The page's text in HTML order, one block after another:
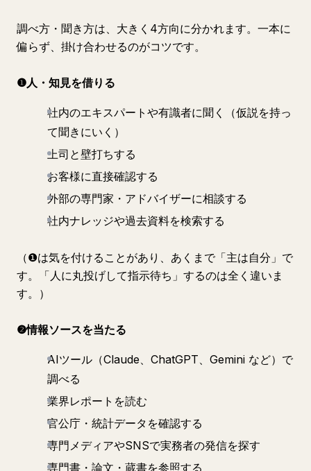
調べ方・聞き方は、大きく4方向に分かれます。一本に
偏らず、掛け合わせるのがコツです。
❶人・知見を借りる
社内のエキスパートや有識者に聞く（仮説を持っ
て聞きにいく）
上司と壁打ちする
お客様に直接確認する
外部の専門家・アドバイザーに相談する
社内ナレッジや過去資料を検索する
（❶は気を付けることがあり、あくまで「主は自分」で
す。「人に丸投げして指示待ち」するのは全く違いま
す。）
❷情報ソースを当たる
AIツール（Claude、ChatGPT、Gemini など）で
調べる
業界レポートを読む
官公庁・統計データを確認する
専門メディアやSNSで実務者の発信を探す
専門書・論文・蔵書を参照する